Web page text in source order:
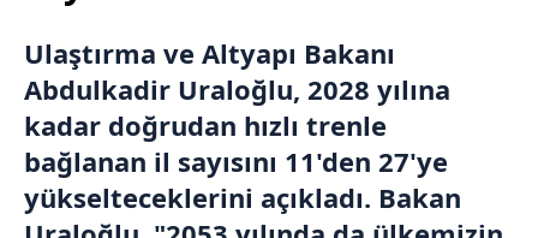
Ulaştırma ve Altyapı Bakanı
Abdulkadir Uraloğlu, 2028 yılına
kadar doğrudan hızlı trenle
bağlanan il sayısını 11'den 27'ye
yükselteceklerini açıkladı. Bakan